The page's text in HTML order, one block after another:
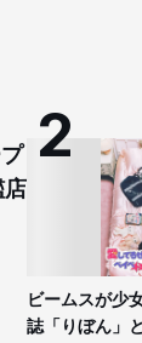
ビームスが少
誌「りぼん」